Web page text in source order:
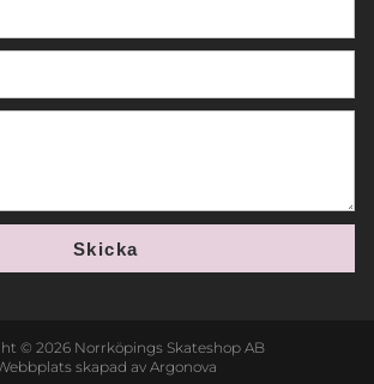
Skicka
© 2026 Norrköpings Skateshop AB
skapad av Argonova